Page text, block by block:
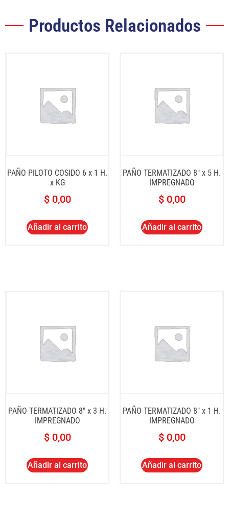
Productos Relacionados
PAÑO PILOTO COSIDO 6 x 1 H.
x KG
$0,00
Añadir al carrito
PAÑO TERMATIZADO 8″ x 5 H.
IMPREGNADO
$0,00
Añadir al carrito
PAÑO TERMATIZADO 8″ x 3 H.
IMPREGNADO
$0,00
Añadir al carrito
PAÑO TERMATIZADO 8″ x 1 H.
IMPREGNADO
$0,00
Añadir al carrito